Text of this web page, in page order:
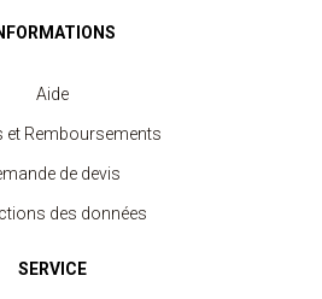
€
Aide
et Remboursements
de devis
des données
SERVICE